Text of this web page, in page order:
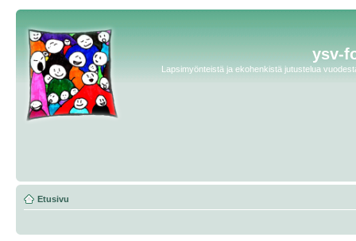
ysv-
Lapsimyönteistä ja ekohenkistä jutustelua
Etusivu